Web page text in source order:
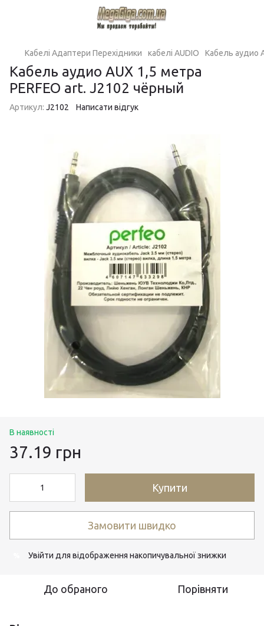
Кабелі Адаптери Перехідники кабелі AUDIO Кабель аудио
Кабель аудио AUX 1,5 метра
PERFEO art. J2102 чёрный
Артикул: J2102 Написати відгук
В наявності
37.19 грн
Купити
Замовити швидко
Увійти для відображення накопичувальної знижки
До обраного Порівняти